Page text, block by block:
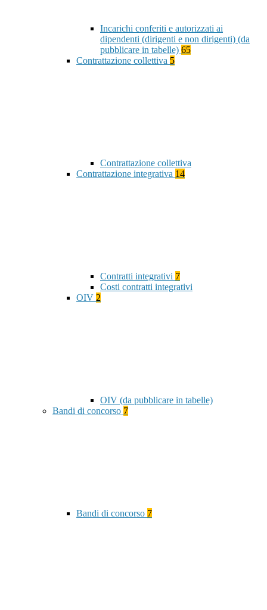
Incarichi conferiti e autorizzati ai
dipendenti (dirigenti e non dirigenti) (da
pubblicare in tabelle) 65
Contrattazione collettiva 5
Contrattazione collettiva
Contrattazione integrativa 14
Contratti integrativi 7
Costi contratti integrativi
OIV 2
OIV (da pubblicare in tabelle)
Bandi di concorso 7
Bandi di concorso 7